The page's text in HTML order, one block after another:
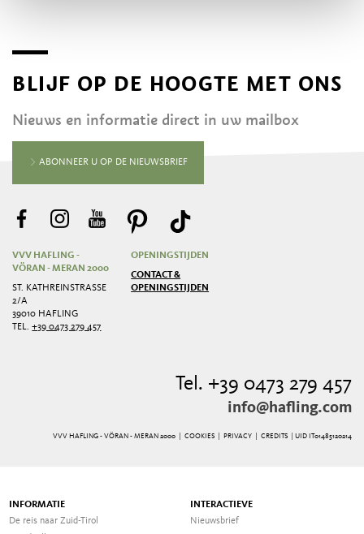
BLIJF OP DE HOOGTE MET ONS
Nieuws en informatie direct in uw mailbox
ABONNEER U OP DE NIEUWSBRIEF
VVV HAFLING -
VÖRAN - MERAN 2000
ST. KATHREINSTRASSE 2
/A
39010 HAFLING
TEL.+39 0473 279 457
OPENINGSTIJDEN
CONTACT &
OPENINGSTIJDEN
Tel. +39 0473 279 457
info@hafling.com
VVV HAFLING - VÖRAN - MERAN 2000 | COOKIES| PRIVACY| CREDITS | UID IT01485120214
INFORMATIE
De reis naar Zuid-Tirol
INTERACTIEVE
Nieuwsbrief